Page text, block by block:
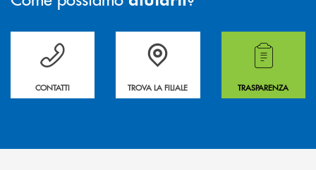
Per ogni necessità compila il form e noi ti richiamiamo
CONTATTI
La&nbsp; Filiale &nbsp;vicina a te. &nbsp;
TROVA LA FILIALE
Hai bisogno di
TRASPARENZA